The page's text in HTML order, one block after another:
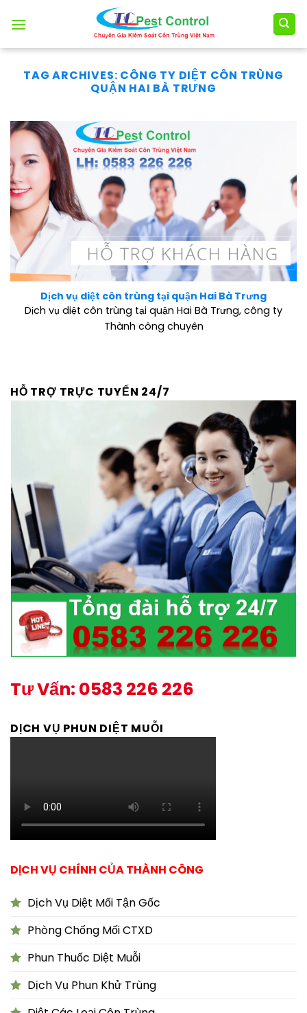
TAG ARCHIVES: CÔNG TY DIỆT CÔN TRÙNG
QUẬN HAI BÀ TRƯNG
HỖ TRỢ TRỰC TUYẾN 24/7
Tư Vấn: 0583 226 226
DỊCH VỤ PHUN DIỆT MUỖI
DỊCH VỤ CHÍNH CỦA THÀNH CÔNG
Dịch Vụ Diệt Mối Tận Gốc
Phòng Chống Mối CTXD
Phun Thuốc Diệt Muỗi
Dịch Vụ Phun Khử Trùng
Dịch vụ diệt côn trùng tại quận Hai Bà Trưng
Dịch vụ diệt côn trùng tại quận Hai Bà Trưng, công ty
Thành công chuyên